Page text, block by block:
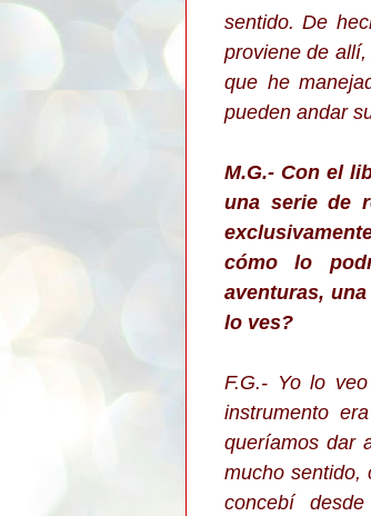
sentido. De
proviene de
que he
pueden andar
M.G.- Con el
una serie de
cómo lo
aventuras,
lo ves?
F.G.- Yo lo
instrumento
queríamos dar
mucho sentido,
concebí